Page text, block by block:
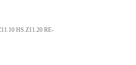
HS.Z11.20 RE-